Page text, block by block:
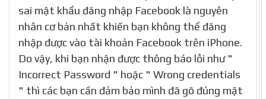
sai mật khẩu đăng nhập Facebook là nguyên
nhân cơ bản nhất khiến bạn không thể đăng
nhập được vào tài khoản Facebook trên iPhone.
Do vậy, khi bạn nhận được thông báo lỗi như "
Incorrect Password " hoặc " Wrong credentials
" thì các bạn cần đảm bảo mình đã gõ đúng mật